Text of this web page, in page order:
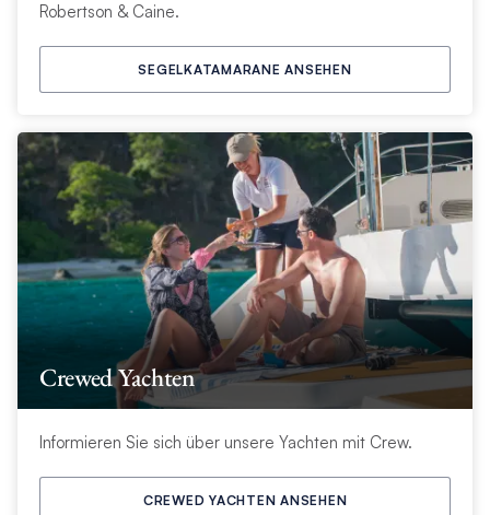
Robertson & Caine.
SEGELKATAMARANE ANSEHEN
Crewed Yachten
Informieren Sie sich über unsere Yachten mit Crew.
CREWED YACHTEN ANSEHEN